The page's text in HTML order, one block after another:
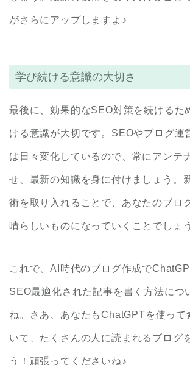
がさらにアップしますよ♪
学び続ける意識の大切さ
最後に、効果的なSEO対策を続けるた
ける意識が大切です。SEOやブログ運
は日々変化しているので、常にアンテ
せ、最新の知識を身に付けましょう。
術を取り入れることで、あなたのブロ
晴らしいものになっていくことでしょ
これで、AI時代のブログ作成で
SEO最適化された記事を書く方法につ
ね。さあ、あなたもChatGPTを使って
いて、たくさんの人に読まれるブログ
う！頑張ってくださいね♪